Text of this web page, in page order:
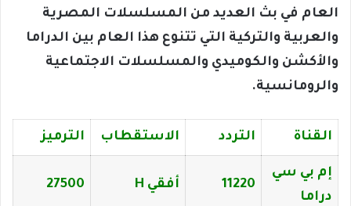
العام في بث العديد من المسلسلات المصرية
والعربية والتركية التي تتنوع هذا العام بين الدراما
والأكشن والكوميدي والمسلسلات الاجتماعية
والرومانسية.
القناة التردد الاستقطاب الترميز
إم بي سي
دراما
11220 أفقي H 27500